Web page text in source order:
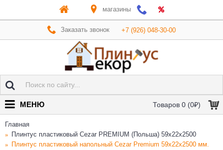
магазины
Заказать звонок +7 (926) 048-30-00
Товаров 0 (0₽)
МЕНЮ
Главная
Плинтус пластиковый Cezar PREMIUM (Польша) 59х22x2500
Плинтус пластиковый напольный Cezar Premium 59х22x2500 мм.